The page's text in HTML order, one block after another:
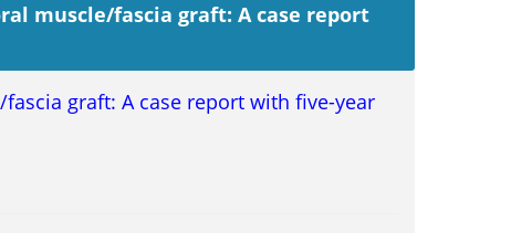
muscle/fascia graft: A case report
graft: A case report with five-year